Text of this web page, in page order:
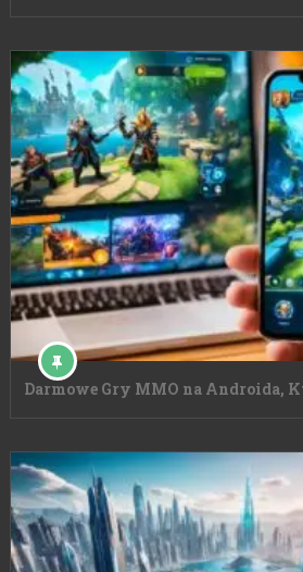
Darmowe Gry MMO na Androida,